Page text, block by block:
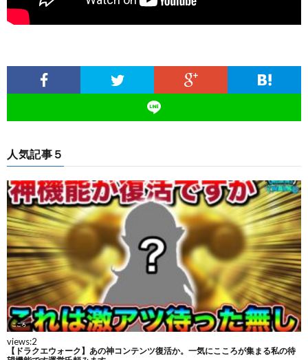
人気記事５